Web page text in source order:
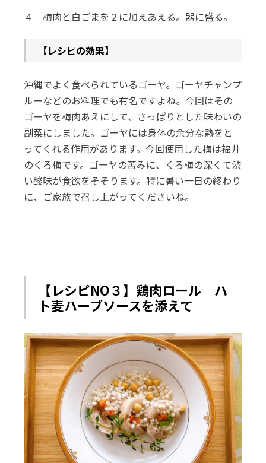
４ 梅肉と白ごまを２に加えあえる。器に盛る。
【レシピの効果】
沖縄でよく食べられているゴーヤ。ゴーヤチャンプ
ルーなどのお料理でも有名ですよね。今回はその
ゴーヤを梅肉あえにして、さっぱりとした味わいの
副菜にしました。ゴーヤには身体の余分な熱をと
ってくれる作用があります。今回使用した梅は福井
のくろ梅です。ゴーヤの苦みに、くろ梅の深くて渋
い酸味が食欲をそそります。特に暑い一日の終わり
に、ご家族で召し上がってくださいね。
【レシピNO３】鶏肉ロール ハ
ト麦ハーブソースを添えて